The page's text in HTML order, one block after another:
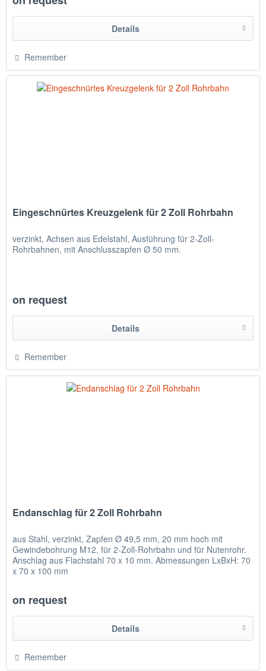
Details
Remember
Eingeschnürtes Kreuzgelenk für 2 Zoll Rohrbahn
verzinkt, Achsen aus Edelstahl, Ausführung für 2-Zoll-
Rohrbahnen, mit Anschlusszapfen Ø 50 mm.
on request
Details
Remember
Endanschlag für 2 Zoll Rohrbahn
aus Stahl, verzinkt, Zapfen Ø 49,5 mm, 20 mm hoch mit
Gewindebohrung M12, für 2-Zoll-Rohrbahn und für Nutenrohr.
Anschlag aus Flachstahl 70 x 10 mm. Abmessungen LxBxH: 70
x 70 x 100 mm
on request
Details
Remember